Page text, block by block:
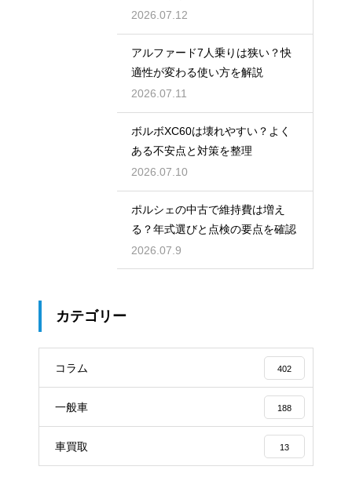
2026.07.12
アルファード7人乗りは狭い？快
適性が変わる使い方を解説
2026.07.11
ボルボXC60は壊れやすい？よく
ある不安点と対策を整理
2026.07.10
ポルシェの中古で維持費は増え
る？年式選びと点検の要点を確認
2026.07.9
カテゴリー
コラム 402
一般車 188
車買取 13